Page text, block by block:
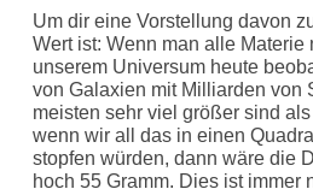
Um dir eine Vorstellung davon
Wert ist: Wenn man alle
unserem Universum heute
von Galaxien mit Milliarden von
meisten sehr viel größer sind
wenn wir all das in einen
stopfen würden, dann wäre die
hoch 55 Gramm. Dies ist immer